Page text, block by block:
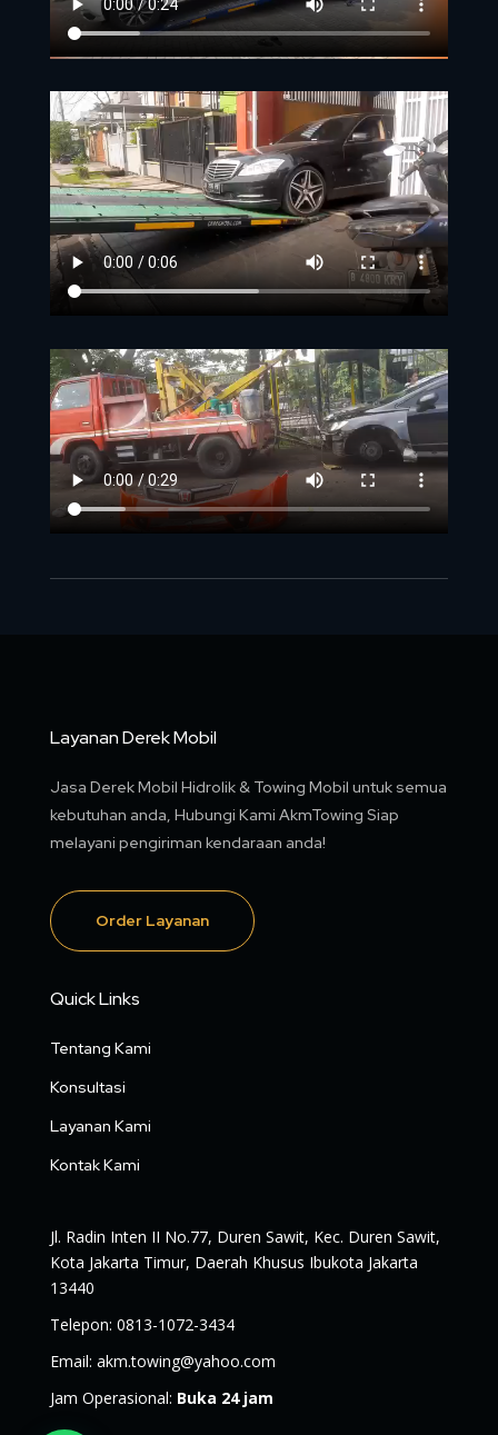
Layanan Derek Mobil
Jasa Derek Mobil Hidrolik & Towing Mobil untuk semua
kebutuhan anda, Hubungi Kami AkmTowing Siap
melayani pengiriman kendaraan anda!
Order Layanan
Quick Links
Tentang Kami
Konsultasi
Layanan Kami
Kontak Kami
Jl. Radin Inten II No.77, Duren Sawit, Kec. Duren Sawit,
Kota Jakarta Timur, Daerah Khusus Ibukota Jakarta
13440
Telepon: 0813-1072-3434
Email: akm.towing@yahoo.com
Jam Operasional: Buka 24 jam